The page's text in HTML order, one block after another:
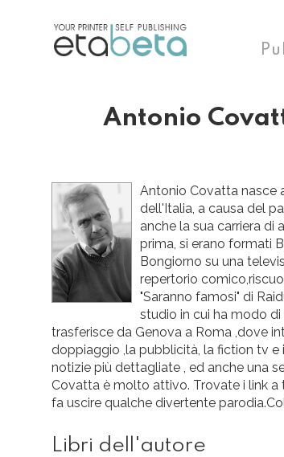
Antonio
Antonio Covatta nasce
dell'Italia, a causa del
anche la sua carriera di
prima, si erano formati
Bongiorno su una
repertorio
"Saranno famosi" di
studio in cui ha modo
trasferisce da Genova a Roma ,dove
doppiaggio ,la pubblicità, la fiction tv
notizie più dettagliate , ed anche una
Covatta è molto attivo. Trovate i link
fa uscire qualche divertente
Libri dell'autore